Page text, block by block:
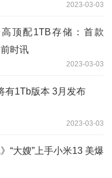
2023-03-03
顶配1TB存储：首款
时讯
2023-03-03
有1Tb版本 3月发布
2023-03-03
“大嫂”上手小米13 美爆